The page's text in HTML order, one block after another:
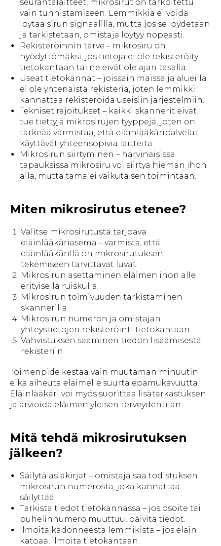
seurantalaitteet, mikrosirut on tarkoitettu
vain tunnistamiseen. Lemmikkiä ei voida
löytää sirun signaalilla, mutta jos se löydetään
ja tarkistetaan, omistaja löytyy nopeasti.
Rekisteröinnin tarve – mikrosiru on
hyödyttömäksi, jos tietoja ei ole rekisteröity
tietokantaan tai ne eivät ole ajan tasalla.
Useat tietokannat – joissain maissa ja alueilla
ei ole yhtenäistä rekisteriä, joten lemmikki
kannattaa rekisteröidä useisiin järjestelmiin.
Tekniset rajoitukset – kaikki skannerit eivät
tue tiettyjä mikrosirujen tyyppejä, joten on
tärkeää varmistaa, että eläinlääkäripalvelut
käyttävät yhteensopivia laitteita.
Mikrosirun siirtyminen – harvinaisissa
tapauksissa mikrosiru voi siirtyä hieman ihon
alla, mutta tämä ei vaikuta sen toimintaan.
Miten mikrosirutus etenee?
Valitse mikrosirutusta tarjoava
eläinlääkäriasema – varmista, että
eläinlääkärillä on mikrosirutuksen
tekemiseen tarvittavat luvat.
Mikrosirun asettaminen eläimen ihon alle
erityisellä ruiskulla.
Mikrosirun toimivuuden tarkistaminen
skannerilla.
Mikrosirun numeron ja omistajan
yhteystietojen rekisteröinti tietokantaan.
Vahvistuksen saaminen tiedon lisäämisestä
rekisteriin.
Toimenpide kestää vain muutaman minuutin
eikä aiheuta eläimelle suurta epämukavuutta.
Eläinlääkäri voi myös suorittaa lisätarkastuksen
ja arvioida eläimen yleisen terveydentilan.
Mitä tehdä mikrosirutuksen
jälkeen?
Säilytä asiakirjat – omistaja saa todistuksen
mikrosirun numerosta, joka kannattaa
säilyttää.
Tarkista tiedot tietokannassa – jos osoite tai
puhelinnumero muuttuu, päivitä tiedot.
Ilmoita kadonneesta lemmikistä – jos eläin
katoaa, ilmoita tietokantaan.